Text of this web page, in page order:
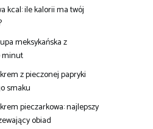
kcal: ile kalorii ma twój
meksykańska z
minut
z pieczonej papryki
smaku
pieczarkowa: najlepszy
obiad